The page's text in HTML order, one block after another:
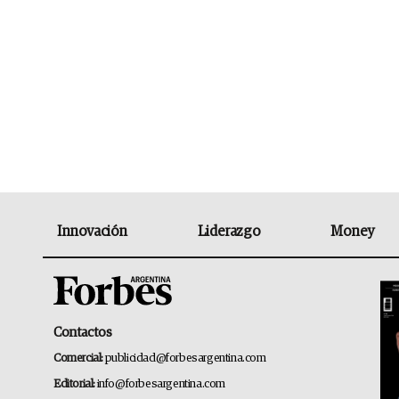
Innovación Liderazgo Money
Contactos
Comercial:publicidad@forbesargentina.com
Editorial:info@forbesargentina.com